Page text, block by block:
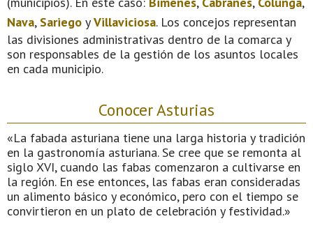
Nava, Sariego yVillaviciosa. Los concejos representan
las divisiones administrativas dentro de la comarca y
son responsables de la gestión de los asuntos locales
en cada municipio.
Conocer Asturias
«La fabada asturiana tiene una larga historia y tradición
en la gastronomía asturiana. Se cree que se remonta al
siglo XVI, cuando las fabas comenzaron a cultivarse en
la región. En ese entonces, las fabas eran consideradas
un alimento básico y económico, pero con el tiempo se
convirtieron en un plato de celebración y festividad.»